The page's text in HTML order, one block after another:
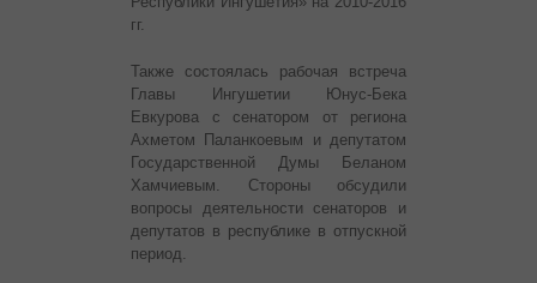
гг.
Также состоялась рабочая встреча
Главы Ингушетии Юнус-Бека
Евкурова с сенатором от региона
Ахметом Паланкоевым и депутатом
Государственной Думы Беланом
Хамчиевым. Стороны обсудили
вопросы деятельности сенаторов и
депутатов в республике в отпускной
период.